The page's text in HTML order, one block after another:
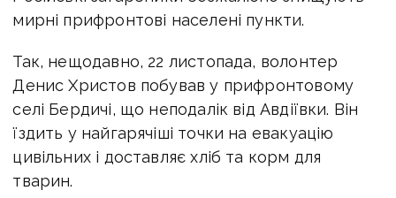
мирні прифронтові населені пункти.
Так, нещодавно, 22 листопада, волонтер
Денис Христов побував у прифронтовому
селі Бердичі, що неподалік від Авдіївки. Він
їздить у найгарячіші точки на евакуацію
цивільних і доставляє хліб та корм для
тварин.